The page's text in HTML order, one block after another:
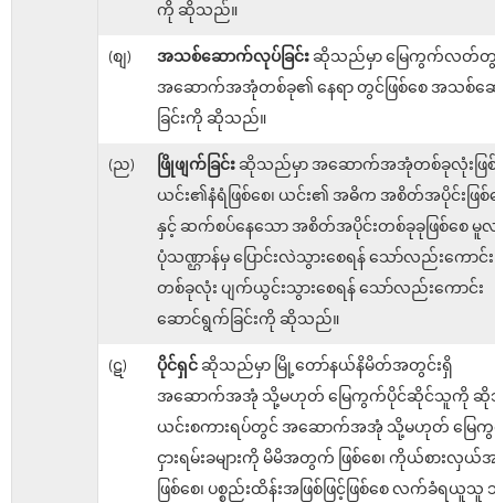
ကို ဆိုသည်။
(စျ) အသစ်ဆောက်လုပ်ခြင်းဆိုသည်မှာ မြေကွက်လတ်တွင်
အဆောက်အအုံတစ်ခု၏ နေရာ တွင်ဖြစ်စေ အသစ်
ခြင်းကို ဆိုသည်။
(ည) ဖြိုဖျက်ခြင်းဆိုသည်မှာ အဆောက်အအုံတစ်ခုလုံးဖြစ်
ယင်း၏နံရံဖြစ်စေ၊ ယင်း၏ အဓိက အစိတ်အပိုင်းဖြစ်စ
နှင့် ဆက်စပ်နေသော အစိတ်အပိုင်းတစ်ခုခုဖြစ်စေ မူ
ပုံသဏ္ဌာန်မှ ပြောင်းလဲသွားစေရန် သော်လည်းကောင်
တစ်ခုလုံး ပျက်ယွင်းသွားစေရန် သော်လည်းကောင်း
ဆောင်ရွက်ခြင်းကို ဆိုသည်။
(ဋ) ပိုင်ရှင်ဆိုသည်မှာ မြို့တော်နယ်နိမိတ်အတွင်းရှိ
အဆောက်အအုံ သို့မဟုတ် မြေကွက်ပိုင်ဆိုင်သူကို ဆို
ယင်းစကားရပ်တွင် အဆောက်အအုံ သို့မဟုတ် မြေ
ငှားရမ်းခများကို မိမိအတွက် ဖြစ်စေ၊ ကိုယ်စားလှယ်အ
ဖြစ်စေ၊ ပစ္စည်းထိန်းအဖြစ်ဖြင့်ဖြစ်စေ လက်ခံရ